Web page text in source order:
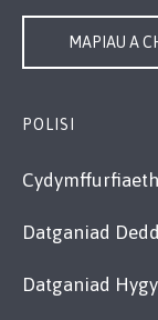
MAPIAU A
POLISI
Datganiad
Datganiad